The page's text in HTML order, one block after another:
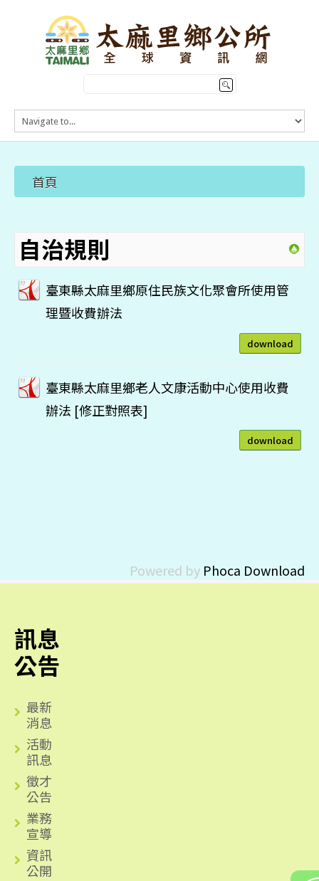
HOME
訊息公告
觀光導覽
首頁
自治規則
臺東縣太麻里鄉原住民族文化聚會所使用管
理暨收費辦法
download
臺東縣太麻里鄉老人文康活動中心使用收費
辦法 [修正對照表]
download
Powered by Phoca Download
訊息
公告
最新
消息
活動
訊息
徵才
公告
業務
宣導
資訊
公開